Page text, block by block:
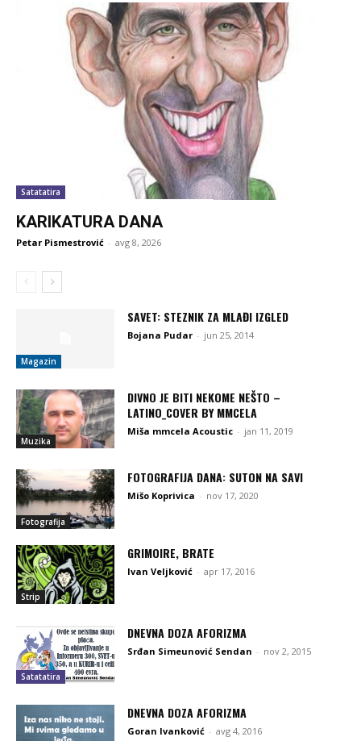
Satatatira
KARIKATURA DANA
Petar Pismestrović - avg 8, 2026
Magazin
SAVET: STEZNIK ZA MLAĐI IZGLED
Bojana Pudar - jun 25, 2014
Muzika
DIVNO JE BITI NEKOME NEŠTO –
LATINO_COVER BY MMCELA
Miša mmcela Acoustic - jan 11, 2019
Fotografija
FOTOGRAFIJA DANA: SUTON NA SAVI
Mišo Koprivica - nov 17, 2020
Strip
GRIMOIRE, BRATE
Ivan Veljković - apr 17, 2016
Satatatira
DNEVNA DOZA AFORIZMA
Srđan Simeunović Sendan - nov 2, 2015
DNEVNA DOZA AFORIZMA
Goran Ivanković - avg 4, 2016